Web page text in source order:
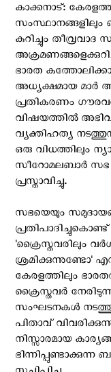
കാക്കനാട്:
സംസ്ഥാനങ്ങളിലും
കുറിച്ചും
ഭാരത
അധ്യക്ഷമായ മാർ
പ്രതികരണം
വിഷയത്തില്‍
വ്യക്തിഹത്യ
ഒരു വിധത്തിലും
സീറോമലബാർ സഭ
പ്രസ്താവിച്ചു.
സഭയെയും
'ക്രൈസ്തവരിലും
ശ്രമിക്കുന്നുണ്ടോ'
കേരളത്തിലും
ക്രൈസ്തവർ
സംഘടനകൾ
പിതാവ്
നിസ്സാരമായ
ഭിന്നിപ്പുണ്ടാക്കുന്ന